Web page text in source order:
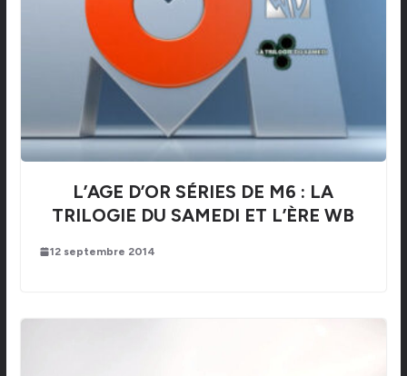
L’AGE D’OR SÉRIES DE M6 : LA
TRILOGIE DU SAMEDI ET L’ÈRE WB
12 septembre 2014